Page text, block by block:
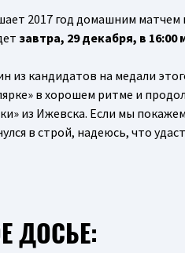
2017 год домашним матчем
завтра, 29 декабря, в 16:00
из кандидатов на медали
в хорошем ритме и
из Ижевска. Если мы
в строй, надеюсь, что
ДОСЬЕ: